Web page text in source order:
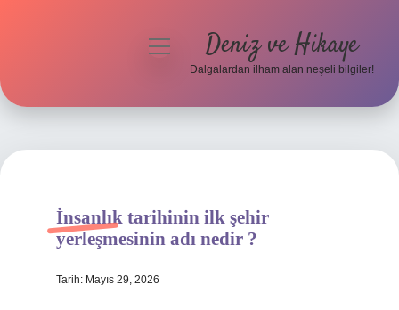
Hakkımızda
menüyü
Deniz ve Hikaye
Dalgalardan ilham alan neşeli bilgiler!
İnsanlık tarihinin ilk şehir
yerleşmesinin adı nedir ?
Tarih: Mayıs 29, 2026